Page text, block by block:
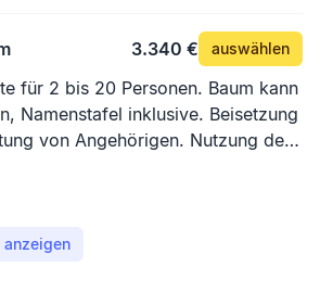
3.340 € auswählen
für 2 bis 20 Personen. Baum kann
Namenstafel inklusive. Beisetzung
von Angehörigen. Nutzung des
anzeigen